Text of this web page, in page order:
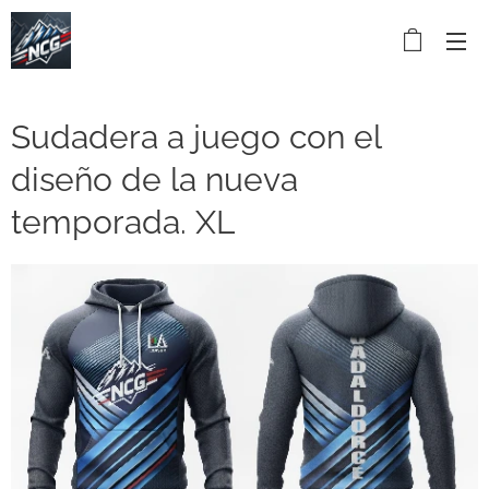
Sudadera a juego con el
diseño de la nueva
temporada. XL